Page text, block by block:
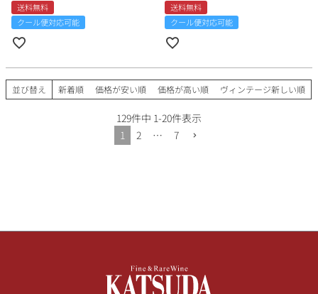
送料無料
クール便対応可能
送料無料
クール便対応可能
並び替え 新着順 価格が安い順 価格が高い順 ヴィンテージ新しい順
129件中 1-20件表示
1
2 … 7